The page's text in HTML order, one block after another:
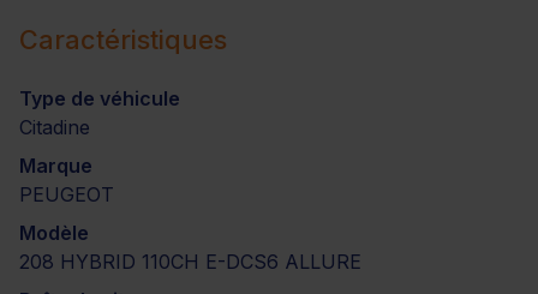
Caractéristiques
Type de véhicule
Citadine
Marque
PEUGEOT
Modèle
208 HYBRID 110CH E-DCS6 ALLURE